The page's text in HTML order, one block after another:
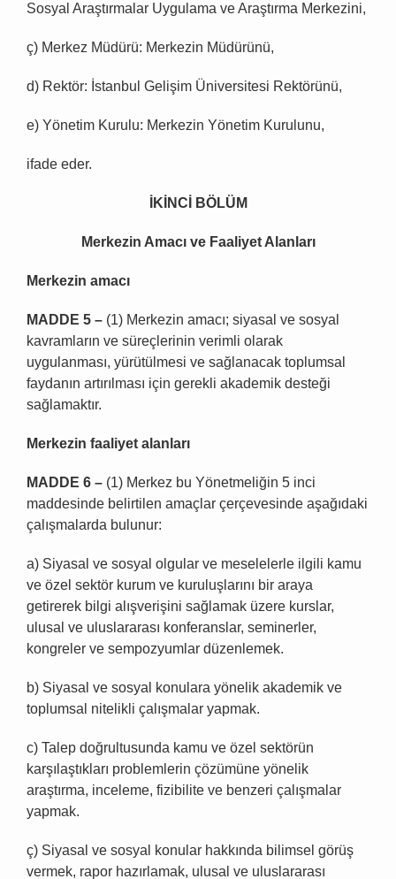
Sosyal Araştırmalar Uygulama ve Araştırma Merkezini,
ç) Merkez Müdürü: Merkezin Müdürünü,
d) Rektör: İstanbul Gelişim Üniversitesi Rektörünü,
e) Yönetim Kurulu: Merkezin Yönetim Kurulunu,
ifade eder.
İKİNCİ BÖLÜM
Merkezin Amacı ve Faaliyet Alanları
Merkezin amacı
MADDE 5 – (1) Merkezin amacı; siyasal ve sosyal
kavramların ve süreçlerinin verimli olarak
uygulanması, yürütülmesi ve sağlanacak toplumsal
faydanın artırılması için gerekli akademik desteği
sağlamaktır.
Merkezin faaliyet alanları
MADDE 6 – (1) Merkez bu Yönetmeliğin 5 inci
maddesinde belirtilen amaçlar çerçevesinde aşağıdaki
çalışmalarda bulunur:
a) Siyasal ve sosyal olgular ve meselelerle ilgili kamu
ve özel sektör kurum ve kuruluşlarını bir araya
getirerek bilgi alışverişini sağlamak üzere kurslar,
ulusal ve uluslararası konferanslar, seminerler,
kongreler ve sempozyumlar düzenlemek.
b) Siyasal ve sosyal konulara yönelik akademik ve
toplumsal nitelikli çalışmalar yapmak.
c) Talep doğrultusunda kamu ve özel sektörün
karşılaştıkları problemlerin çözümüne yönelik
araştırma, inceleme, fizibilite ve benzeri çalışmalar
yapmak.
ç) Siyasal ve sosyal konular hakkında bilimsel görüş
vermek, rapor hazırlamak, ulusal ve uluslararası